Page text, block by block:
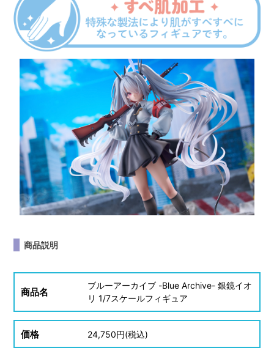
商品説明
商品名
ブルーアーカイブ -Blue Archive- 銀鏡イオ
リ 1/7スケールフィギュア
価格 24,750円(税込)